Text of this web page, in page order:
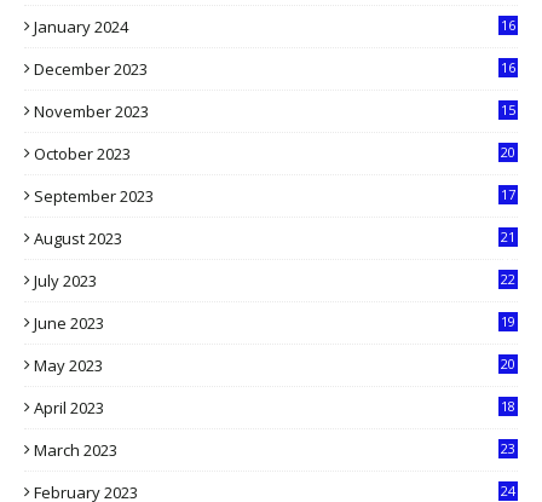
January 2024
16
December 2023
16
November 2023
15
October 2023
20
September 2023
17
August 2023
21
July 2023
22
June 2023
19
May 2023
20
April 2023
18
March 2023
23
February 2023
24